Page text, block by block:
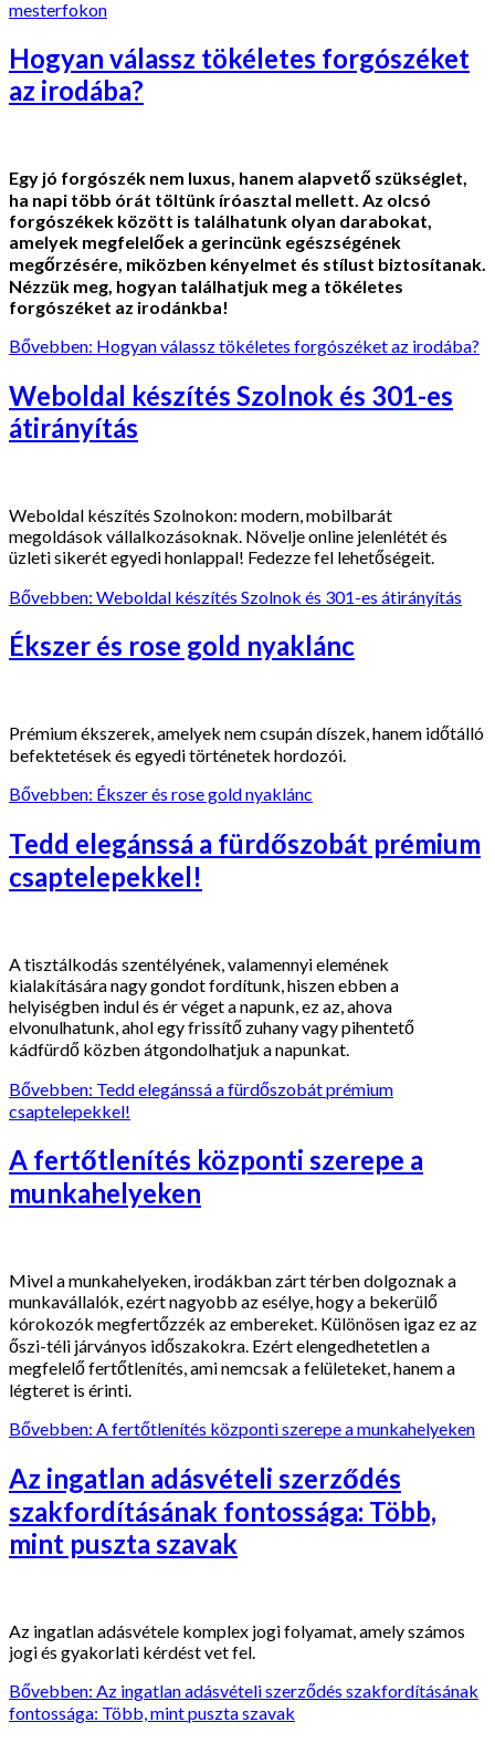
mesterfokon
Hogyan válassz tökéletes forgószéket
az irodába?
Egy jó forgószék nem luxus, hanem alapvető szükséglet,
ha napi több órát töltünk íróasztal mellett. Az olcsó
forgószékek között is találhatunk olyan darabokat,
amelyek megfelelőek a gerincünk egészségének
megőrzésére, miközben kényelmet és stílust biztosítanak.
Nézzük meg, hogyan találhatjuk meg a tökéletes
forgószéket az irodánkba!
Bővebben: Hogyan válassz tökéletes forgószéket az irodába?
Weboldal készítés Szolnok és 301-es
átirányítás
Weboldal készítés Szolnokon: modern, mobilbarát
megoldások vállalkozásoknak. Növelje online jelenlétét és
üzleti sikerét egyedi honlappal! Fedezze fel lehetőségeit.
Bővebben: Weboldal készítés Szolnok és 301-es átirányítás
Ékszer és rose gold nyaklánc
Prémium ékszerek, amelyek nem csupán díszek, hanem időtálló
befektetések és egyedi történetek hordozói.
Bővebben: Ékszer és rose gold nyaklánc
Tedd elegánssá a fürdőszobát prémium
csaptelepekkel!
A tisztálkodás szentélyének, valamennyi elemének
kialakítására nagy gondot fordítunk, hiszen ebben a
helyiségben indul és ér véget a napunk, ez az, ahova
elvonulhatunk, ahol egy frissítő zuhany vagy pihentető
kádfürdő közben átgondolhatjuk a napunkat.
Bővebben: Tedd elegánssá a fürdőszobát prémium
csaptelepekkel!
A fertőtlenítés központi szerepe a
munkahelyeken
Mivel a munkahelyeken, irodákban zárt térben dolgoznak a
munkavállalók, ezért nagyobb az esélye, hogy a bekerülő
kórokozók megfertőzzék az embereket. Különösen igaz ez az
őszi-téli járványos időszakokra. Ezért elengedhetetlen a
megfelelő fertőtlenítés, ami nemcsak a felületeket, hanem a
légteret is érinti.
Bővebben: A fertőtlenítés központi szerepe a munkahelyeken
Az ingatlan adásvételi szerződés
szakfordításának fontossága: Több,
mint puszta szavak
Az ingatlan adásvétele komplex jogi folyamat, amely számos
jogi és gyakorlati kérdést vet fel.
Bővebben: Az ingatlan adásvételi szerződés szakfordításának
fontossága: Több, mint puszta szavak